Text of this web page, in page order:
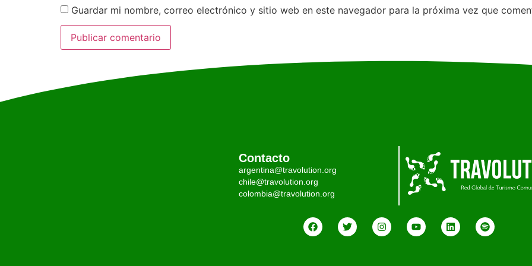
Guardar mi nombre, correo electrónico y sitio web en este navegador para la próxima vez que
Contacto
argentina@travolution.org
chile@travolution.org
colombia@travolution.org